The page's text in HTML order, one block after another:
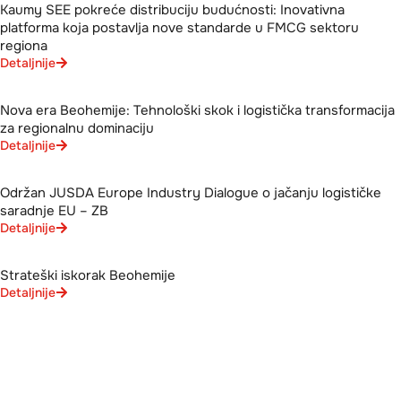
Kaumy SEE pokreće distribuciju budućnosti: Inovativna
platforma koja postavlja nove standarde u FMCG sektoru
regiona
Detaljnije
Nova era Beohemije: Tehnološki skok i logistička transformacija
za regionalnu dominaciju
Detaljnije
Održan JUSDA Europe Industry Dialogue o jačanju logističke
saradnje EU – ZB
Detaljnije
Strateški iskorak Beohemije
Detaljnije